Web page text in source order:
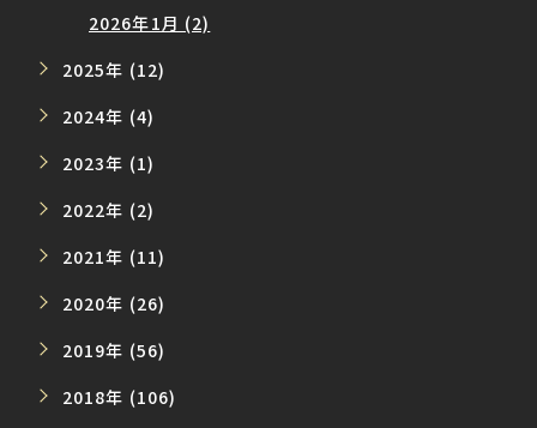
2026年1月 (2)
2025年 (12)
2024年 (4)
2023年 (1)
2022年 (2)
2021年 (11)
2020年 (26)
2019年 (56)
2018年 (106)